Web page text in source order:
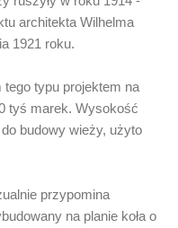
architekta Wilhelma
1921 roku.
typu projektem na
tyś marek. Wysokość
budowy wieży, użyto
przypomina
na planie koła o